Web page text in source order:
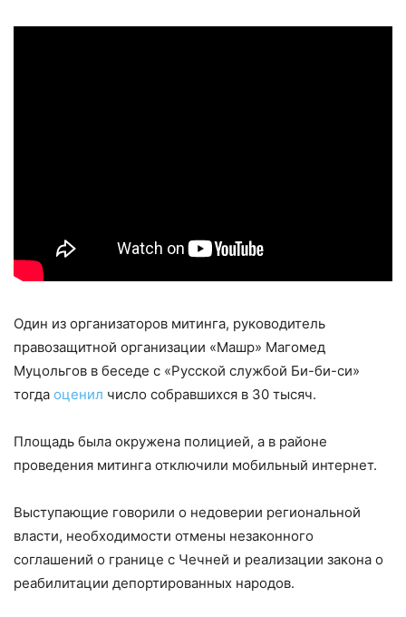
Один из организаторов митинга, руководитель
правозащитной организации «Машр» Магомед
Муцольгов в беседе с «Русской службой Би-би-си»
тогда оценил число собравшихся в 30 тысяч.
Площадь была окружена полицией, а в районе
проведения митинга отключили мобильный интернет.
Выступающие говорили о недоверии региональной
власти, необходимости отмены незаконного
соглашений о границе с Чечней и реализации закона о
реабилитации депортированных народов.